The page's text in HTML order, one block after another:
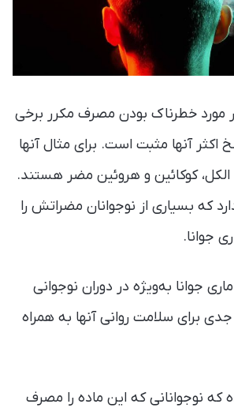
مورد خطرناک بودن مصرف مکرر برخی
اکثر آنها مثبت است. برای مثال آنها
الکل، کوکائین و هروئین مضر هستند.
که بسیاری از نوجوانان مضراتش را
جوانا.
جوانا به‌ویژه در دوران نوجوانی
برای سلامت روانی آنها به همراه
که نوجوانانی که این ماده را مصرف